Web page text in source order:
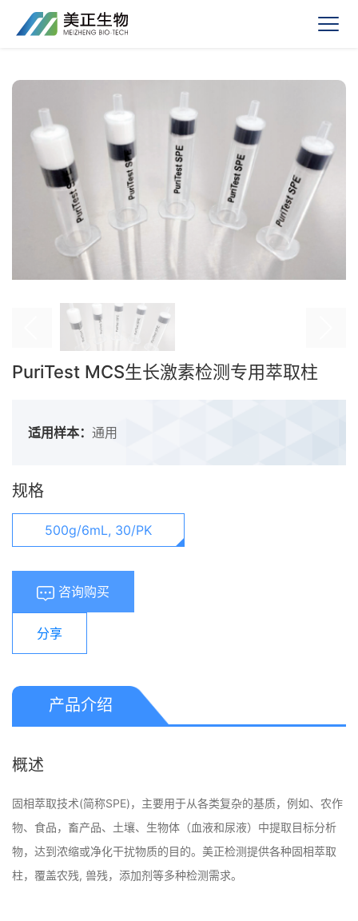
PuriTest MCS生长激素检测专用萃取柱
适用样本： 通用
规格
500g/6mL, 30/PK
咨询购买
分享
产品介绍
概述
固相萃取技术(简称SPE)，主要用于从各类复杂的基质，例如、农作
物、食品，畜产品、土壤、生物体（血液和尿液）中提取目标分析
物，达到浓缩或净化干扰物质的目的。美正检测提供各种固相萃取
柱，覆盖农残, 兽残，添加剂等多种检测需求。